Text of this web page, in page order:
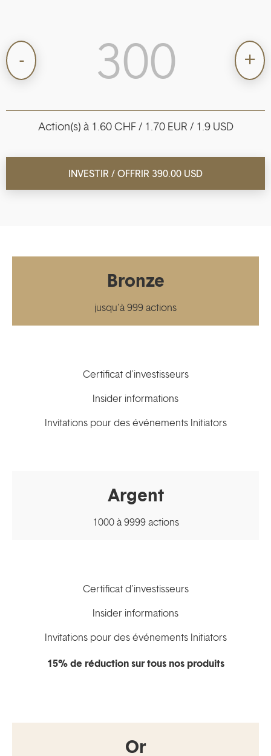
Action(s) à 1.60 CHF / 1.70 EUR / 1.9 USD
INVESTIR / OFFRIR 390.00 USD
Bronze
jusqu’à 999 actions
Certificat d’investisseurs
Insider informations
Invitations pour des événements Initiators
Argent
1000 à 9999 actions
Certificat d’investisseurs
Insider informations
Invitations pour des événements Initiators
15% de réduction sur tous nos produits
Or